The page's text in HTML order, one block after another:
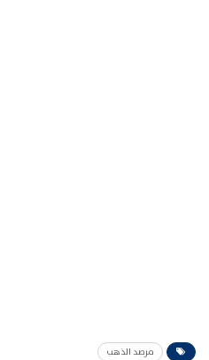
مرصد الذهب